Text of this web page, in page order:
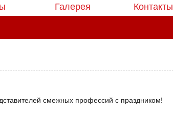
Галерея Контакты
смежных профессий с праздником!